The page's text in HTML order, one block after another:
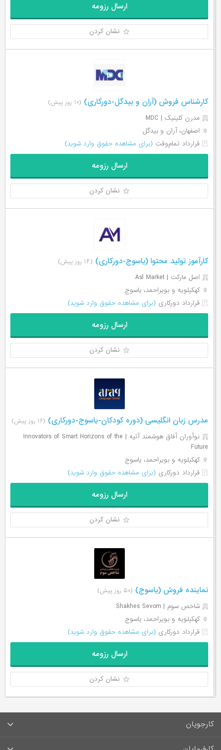
ارسال رزومه
نشان کردن
کارشناس فروش (آران و بیدگل-دورکاری) (۱۰ روز پیش)
مدرن کلینیک | MDC
اصفهان، آران و بیدگل
قرارداد تمام‌وقت (برای مشاهده حقوق وارد شوید)
ارسال رزومه
نشان کردن
کارآموز تولید محتوا (یاسوج-دورکاری) (۱۴ روز پیش)
اصل مارکت | Asl Market
کهکیلویه و بویراحمد، یاسوج
قرارداد دورکاری (برای مشاهده حقوق وارد شوید)
ارسال رزومه
نشان کردن
مدرس زبان انگلیسی (دوره کودکان-یاسوج-دورکاری) (۱۶ روز پیش)
نوآوران آفاق هوشمند آتیه | Innovators of Smart Horizons of the
Future
کهکیلویه و بویراحمد، یاسوج
قرارداد دورکاری (برای مشاهده حقوق وارد شوید)
ارسال رزومه
نشان کردن
نماینده فروش (یاسوج) (۵۰ روز پیش)
شاخص سوم | Shakhes Sevom
کهکیلویه و بویراحمد، یاسوج
قرارداد دورکاری (برای مشاهده حقوق وارد شوید)
ارسال رزومه
نشان کردن
کارجویان
سوالات متداول کارجویان